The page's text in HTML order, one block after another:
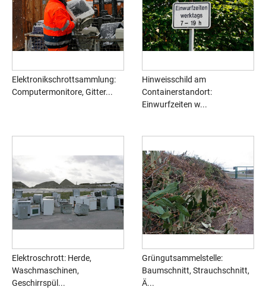
Elektronikschrottsammlung:
Computermonitore, Gitter...
Hinweisschild am
Containerstandort:
Einwurfzeiten w...
Elektroschrott: Herde,
Waschmaschinen,
Geschirrspül...
Grüngutsammelstelle:
Baumschnitt, Strauchschnitt,
Ä...